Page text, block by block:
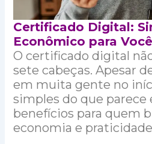
Certificado Digital:
Econômico para Você
O certificado digital
sete cabeças. Apesar
em muita gente no
simples do que parece
benefícios para quem
economia e